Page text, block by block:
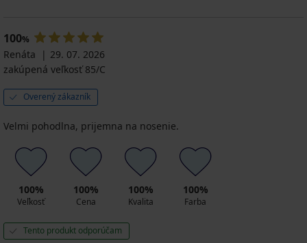
100%
Renáta
29. 07. 2026
zakúpená veľkosť 85/C
Overený zákazník
Velmi pohodlna, prijemna na nosenie.
100%
Veľkosť
100%
Cena
100%
Kvalita
100%
Farba
Tento produkt odporúčam